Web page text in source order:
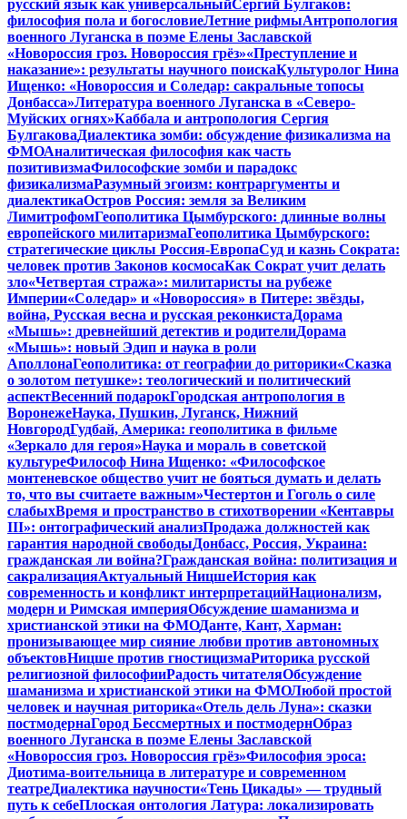
русский язык как универсальныйСергий Булгаков:
философия пола и богословиеЛетние рифмыАнтропология
военного Луганска в поэме Елены Заславской
«Новороссия гроз. Новороссия грёз»«Преступление и
наказание»: результаты научного поискаКультуролог Нина
Ищенко: «Новороссия и Соледар: сакральные топосы
Донбасса»Литература военного Луганска в «Северо-
Муйских огнях»Каббала и антропология Сергия
БулгаковаДиалектика зомби: обсуждение физикализма на
ФМОАналитическая философия как часть
позитивизмаФилософские зомби и парадокс
физикализмаРазумный эгоизм: контраргументы и
диалектикаОстров Россия: земля за Великим
ЛимитрофомГеополитика Цымбурского: длинные волны
европейского милитаризмаГеополитика Цымбурского:
стратегические циклы Россия-ЕвропаСуд и казнь Сократа:
человек против Законов космосаКак Сократ учит делать
зло«Четвертая стража»: милитаристы на рубеже
Империи«Соледар» и «Новороссия» в Питере: звёзды,
война, Русская весна и русская реконкистаДорама
«Мышь»: древнейший детектив и родителиДорама
«Мышь»: новый Эдип и наука в роли
АполлонаГеополитика: от географии до риторики«Сказка
о золотом петушке»: теологический и политический
аспектВесенний подарокГородская антропология в
ВоронежеНаука, Пушкин, Луганск, Нижний
НовгородГудбай, Америка: геополитика в фильме
«Зеркало для героя»Наука и мораль в советской
культуреФилософ Нина Ищенко: «Философское
монтеневское общество учит не бояться думать и делать
то, что вы считаете важным»Честертон и Гоголь о силе
слабыхВремя и пространство в стихотворении «Кентавры
III»: онтографический анализПродажа должностей как
гарантия народной свободыДонбасс, Россия, Украина:
гражданская ли война?Гражданская война: политизация и
сакрализацияАктуальный НицшеИстория как
современность и конфликт интерпретацийНационализм,
модерн и Римская империяОбсуждение шаманизма и
христианской этики на ФМОДанте, Кант, Харман:
пронизывающее мир сияние любви против автономных
объектовНицше против гностицизмаРиторика русской
религиозной философииРадость читателяОбсуждение
шаманизма и христианской этики на ФМОЛюбой простой
человек и научная риторика«Отель дель Луна»: сказки
постмодернаГород Бессмертных и постмодернОбраз
военного Луганска в поэме Елены Заславской
«Новороссия гроз. Новороссия грёз»Философия эроса:
Диотима-воительница в литературе и современном
театреДиалектика научности«Тень Цикады» — трудный
путь к себеПлоская онтология Латура: локализировать